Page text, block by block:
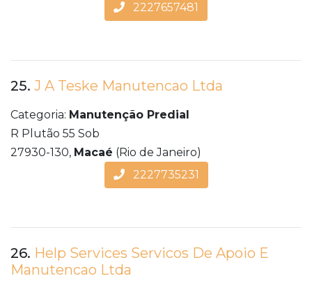
2227657481
25. J A Teske Manutencao Ltda
Categoria: Manutenção Predial
R Plutão 55 Sob
27930-130, Macaé (Rio de Janeiro)
2227735231
26. Help Services Servicos De Apoio E
Manutencao Ltda